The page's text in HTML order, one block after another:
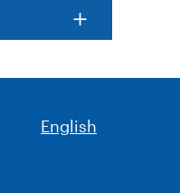
English